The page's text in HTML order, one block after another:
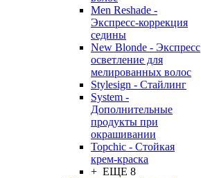
Men Reshade -
Экспресс-коррекция
седины
New Blonde - Экспресс
осветление для
мелированных волос
Stylesign - Стайлинг
System -
Дополнительные
продукты при
окрашивании
Topchic - Стойкая
крем-краска
+ ЕЩЕ 8